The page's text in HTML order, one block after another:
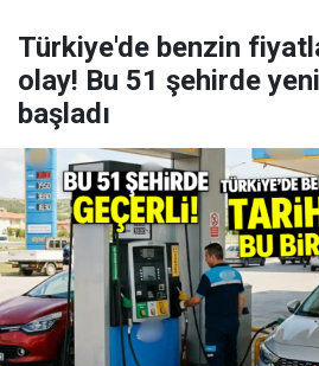
Türkiye'de benzin
olay! Bu 51 şehirde
başladı